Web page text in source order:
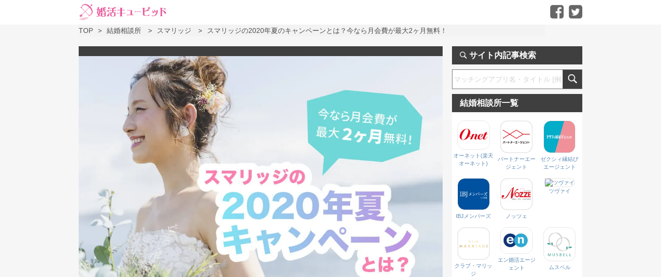
TOP 結婚相談所 スマリッジ スマリッジの2020年夏のキャンペーンとは？今なら月会費が最大2ヶ月無料！
サイト内記事検索
結婚相談所一覧
オーネット(楽天
オーネット)
パートナーエー
ジェント
ゼクシィ縁結び
エージェント
IBJメンバーズ ノッツェ
ツヴァイ
クラブ・マリッ
ジ
エン婚活エージ
ェント
ムスベル